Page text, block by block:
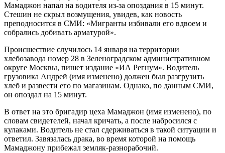
Мамаджон напал на водителя из-за опоздания в 15 минут.
Стешин не скрыл возмущения, увидев, как новость
преподносится в СМИ: «Мигранты избивали его вдвоем и
собрались добивать арматурой».
Происшествие случилось 14 января на территории
хлебозавода номер 28 в Зеленоградском административном
округе Москвы, пишет издание «ИА Регнум». Водитель
грузовика Андрей (имя изменено) должен был разгрузить
хлеб и развести его по магазинам. Однако, по данным СМИ,
он опоздал на 15 минут.
В ответ на это бригадир цеха Мамаджон (имя изменено), по
словам свидетелей, начал кричать, а после набросился с
кулаками. Водитель не стал сдерживаться в такой ситуации и
ответил. Завязалась драка, во время которой на помощь
Мамаджону прибежал земляк-разнорабочий.